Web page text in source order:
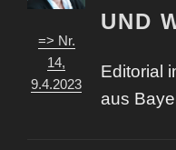
=> Nr.
14,
9.4.2023
UND
Editorial
aus